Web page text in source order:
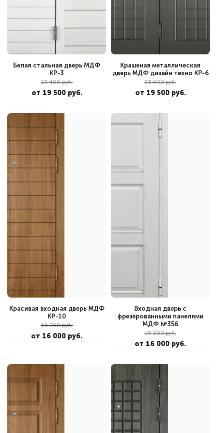
Белая стальная дверь МДФ
КР-3
23 400 руб.
от 19 500 руб.
Крашеная металлическая
дверь МДФ дизайн техно КР-6
23 400 руб.
от 19 500 руб.
Красивая входная дверь МДФ
КР-10
19 200 руб.
от 16 000 руб.
Входная дверь с
фрезерованными панелями
МДФ №356
19 200 руб.
от 16 000 руб.